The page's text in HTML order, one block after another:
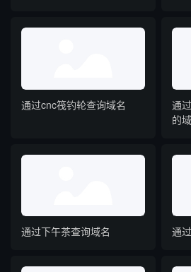
通过cnc筏钓轮查询域名
通
的
通过下午茶查询域名 通